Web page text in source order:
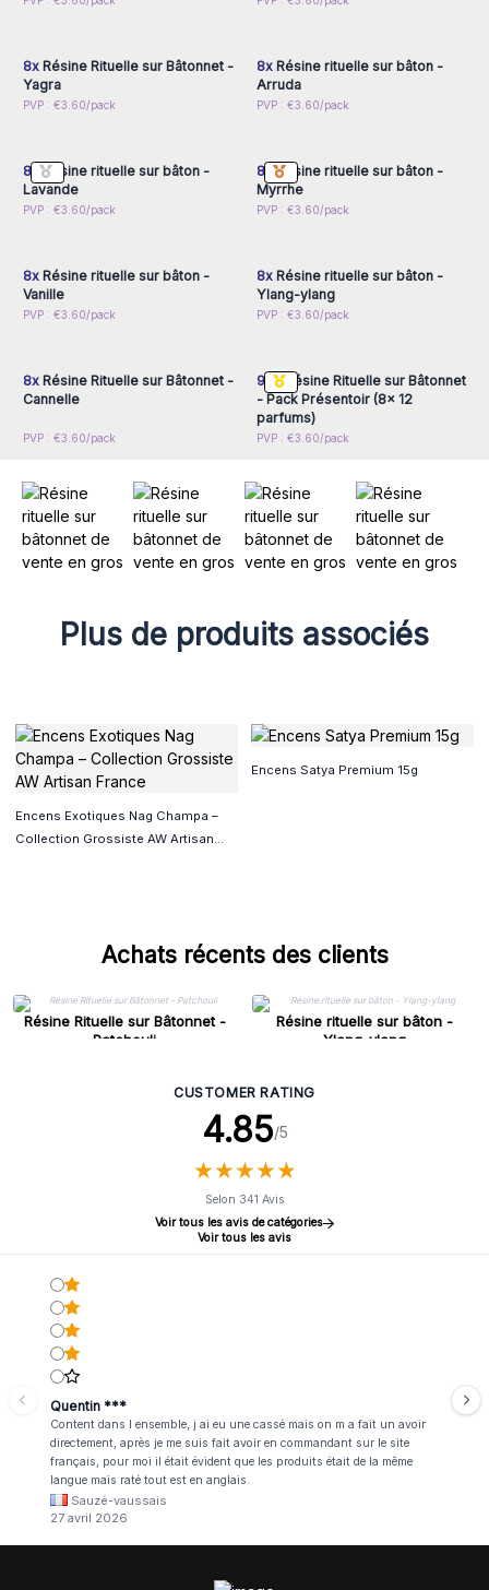
l'Inde à travers ces parfums envoûtants. Chez AW Artisan
France, nous sommes votre passerelle vers la spiritualité et
la sérénité.
8xRésine Rituelle sur Bâtonnet -
Yagra
PVP : €3.60/pack
8xRésine rituelle sur bâton -
Arruda
PVP : €3.60/pack
Connectez-vous ou
8x Résine rituelle sur bâton -
Lavande
PVP : €3.60/pack
Connectez-vous ou
8x Résine rituelle sur bâton -
Myrrhe
PVP : €3.60/pack
Connectez-vous ou
8xRésine rituelle sur bâton -
Vanille
PVP : €3.60/pack
Connectez-vous ou
8xRésine rituelle sur bâton -
Ylang-ylang
PVP : €3.60/pack
Connectez-vous ou
8xRésine Rituelle sur Bâtonnet -
Cannelle
PVP : €3.60/pack
Connectez-vous ou
96xRésine Rituelle sur Bâtonnet
- Pack Présentoir (8x 12
parfums)
PVP : €3.60/pack
Plus de produits associés
Encens Exotiques Nag Champa –
Collection Grossiste AW Artisan
Encens Satya Premium 15g
Achats récents des clients
Résine Rituelle sur Bâtonnet -
Patchouli
Résine rituelle sur bâton -
Ylang-ylang
CUSTOMER RATING
4.85/5
★★★★★
★★★★★
Selon 341 Avis
Voir tous les avis de catégories
Voir tous les avis
Quentin ***
Content dans l ensemble, j ai eu une cassé mais on m a fait un avoir
directement, après je me suis fait avoir en commandant sur le site
français, pour moi il était évident que les produits était de la même
langue mais raté tout est en anglais.
Sauzé-vaussais
27 avril 2026